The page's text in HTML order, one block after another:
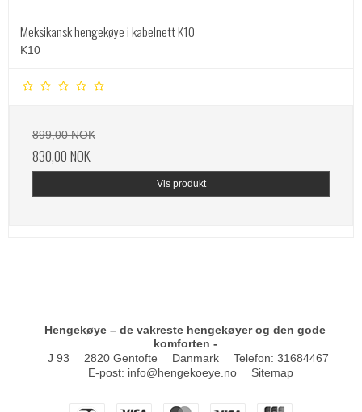
Meksikansk hengekøye i kabelnett K10
K10
899,00 NOK
830,00 NOK
Vis produkt
Hengekøye – de vakreste hengekøyer og den gode
komforten -
J 93
2820 Gentofte Danmark Telefon: 31684467
E-post: info@hengekoeye.no Sitemap